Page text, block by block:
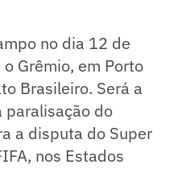
no dia 12 de
Grêmio, em Porto
Brasileiro. Será a
do
a disputa do Super
nos Estados